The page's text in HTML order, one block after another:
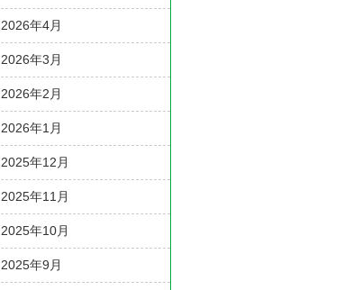
2026年4月
2026年3月
2026年2月
2026年1月
2025年12月
2025年11月
2025年10月
2025年9月